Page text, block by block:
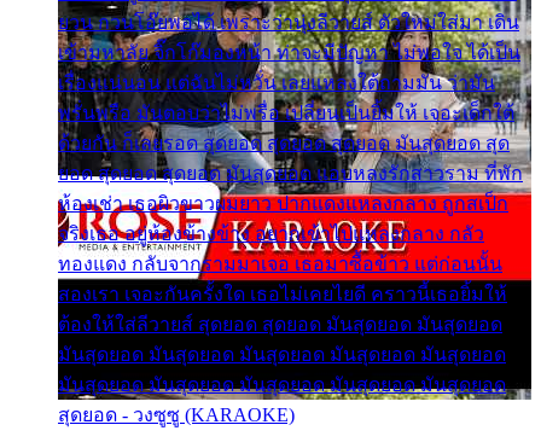
ยวน กวนโอ๊ยพอได้ เพราะว่านุ่งลีวายส์ ตัวใหม่ใส่มา เดิน
เข้ามหาลัย จิ๊กโก๊มองหน้า ท่าจะมีปัญหา ไม่พอใจ ได้เป็น
เรื่องแน่นอน แต่ฉันไม่หวั่น เลยแหลงใต้ถามมัน ว่ามัน
พรั่นพรือ มันตอบว่าไม่พรื่อ เปลี่ยนเป็นยิ้มให้ เจอะเด็กใต้
ด้วยกัน ก็เลยรอด สุดยอด สุดยอด สุดยอด มันสุดยอด สุด
ยอด สุดยอด สุดยอด มันสุดยอด แอบหลงรักสาวราม ที่พัก
ห้องเช่า เธอผิวขาวผมยาว ปากแดงแหลงกลาง ถูกสเป็ก
จริงเธอ อยู่ห้องข้างข้าง อยากเข้าไปแหลงกลาง กลัว
ทองแดง กลับจากรามมาเจอ เธอมาซื้อข้าว แต่ก่อนนั้น
สองเรา เจอะกันครั้งใด เธอไม่เคยไยดี คราวนี้เธอยิ้มให้
ต้องให้ใส่ลีวายส์ สุดยอด สุดยอด มันสุดยอด มันสุดยอด
มันสุดยอด มันสุดยอด มันสุดยอด มันสุดยอด มันสุดยอด
มันสุดยอด มันสุดยอด มันสุดยอด มันสุดยอด มันสุดยอด
สุดยอด - วงซูซู (KARAOKE)